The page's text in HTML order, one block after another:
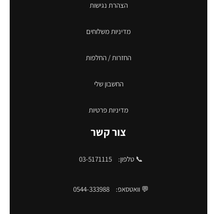
הצהרת נגישות
מדיניות משלוחים
החזרות / החלפות
החשבון שלי
מדיניות פרטיות
צור קשר
📞 טלפון: 03-5171115
💬 וואטסאפ: 0544-333988